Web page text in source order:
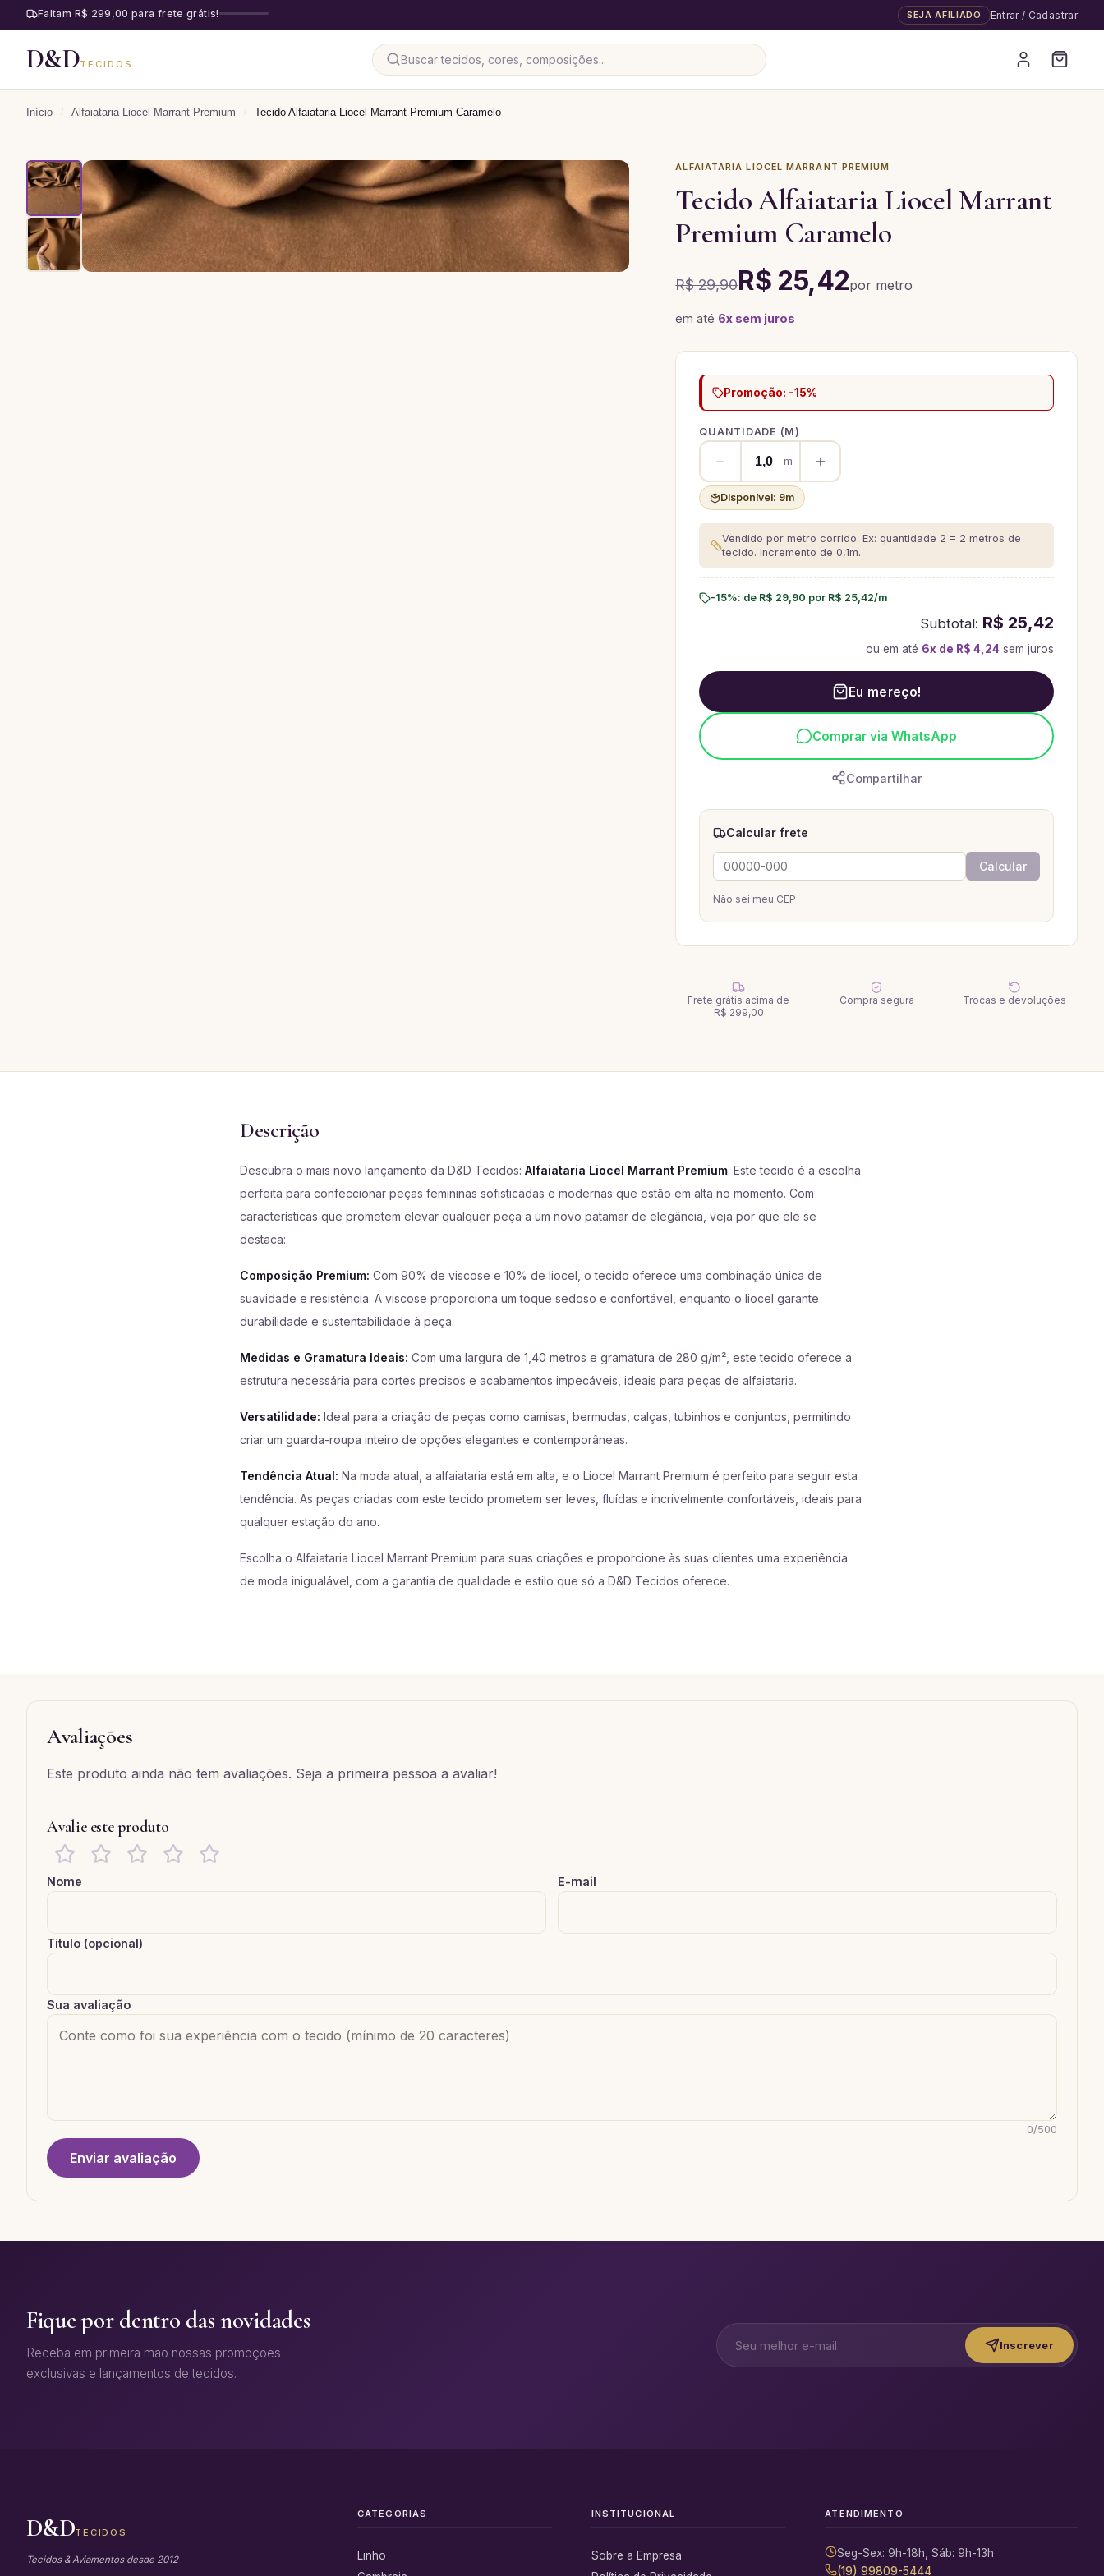
Faltam R$ 299,00 para frete grátis! SEJA AFILIADO Entrar / Cadastrar
D&DTECIDOS
Início / Alfaiataria Liocel Marrant Premium / Tecido Alfaiataria Liocel Marrant Premium Caramelo
ALFAIATARIA LIOCEL MARRANT PREMIUM
Tecido Alfaiataria Liocel Marrant
Premium Caramelo
R$ 29,90R$ 25,42por metro
em até 6x sem juros
Promoção: -15%
QUANTIDADE (M)
m
Disponível: 9m
Vendido por metro corrido. Ex: quantidade 2 = 2 metros de
tecido. Incremento de 0,1m.
-15%: de R$ 29,90 por R$ 25,42/m
Subtotal: R$ 25,42
ou em até 6x de R$ 4,24sem juros
Eu mereço!
Comprar via WhatsApp
Compartilhar
Calcular frete
Calcular
Não sei meu CEP
Frete grátis acima de
R$ 299,00
Compra segura Trocas e devoluções
Descrição
Descubra o mais novo lançamento da D&D Tecidos: Alfaiataria Liocel Marrant Premium. Este tecido é a escolha
perfeita para confeccionar peças femininas sofisticadas e modernas que estão em alta no momento. Com
características que prometem elevar qualquer peça a um novo patamar de elegância, veja por que ele se
destaca:
Composição Premium: Com 90% de viscose e 10% de liocel, o tecido oferece uma combinação única de
suavidade e resistência. A viscose proporciona um toque sedoso e confortável, enquanto o liocel garante
durabilidade e sustentabilidade à peça.
Medidas e Gramatura Ideais: Com uma largura de 1,40 metros e gramatura de 280 g/m², este tecido oferece a
estrutura necessária para cortes precisos e acabamentos impecáveis, ideais para peças de alfaiataria.
Versatilidade: Ideal para a criação de peças como camisas, bermudas, calças, tubinhos e conjuntos, permitindo
criar um guarda-roupa inteiro de opções elegantes e contemporâneas.
Tendência Atual: Na moda atual, a alfaiataria está em alta, e o Liocel Marrant Premium é perfeito para seguir esta
tendência. As peças criadas com este tecido prometem ser leves, fluídas e incrivelmente confortáveis, ideais para
qualquer estação do ano.
Escolha o Alfaiataria Liocel Marrant Premium para suas criações e proporcione às suas clientes uma experiência
de moda inigualável, com a garantia de qualidade e estilo que só a D&D Tecidos oferece.
Avaliações
Este produto ainda não tem avaliações. Seja a primeira pessoa a avaliar!
Avalie este produto
Nome E-mail
Título (opcional)
Sua avaliação
0/500
Enviar avaliação
Fique por dentro das novidades
Receba em primeira mão nossas promoções
exclusivas e lançamentos de tecidos.
Inscrever
D&DTECIDOS
Tecidos & Aviamentos desde 2012
CATEGORIAS
Linho
INSTITUCIONAL
Sobre a Empresa
ATENDIMENTO
Seg-Sex: 9h-18h, Sáb: 9h-13h
(19) 99809-5444